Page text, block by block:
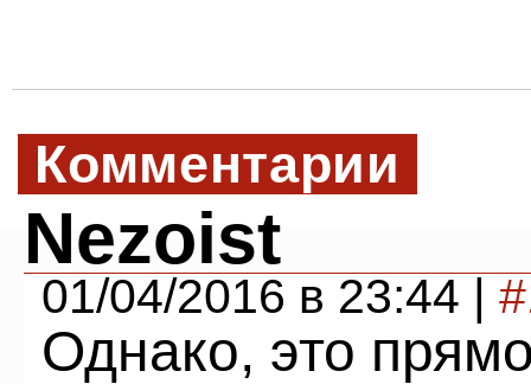
Комментарии
Nezoist
01/04/2016 в 23:44 |
Однако, это